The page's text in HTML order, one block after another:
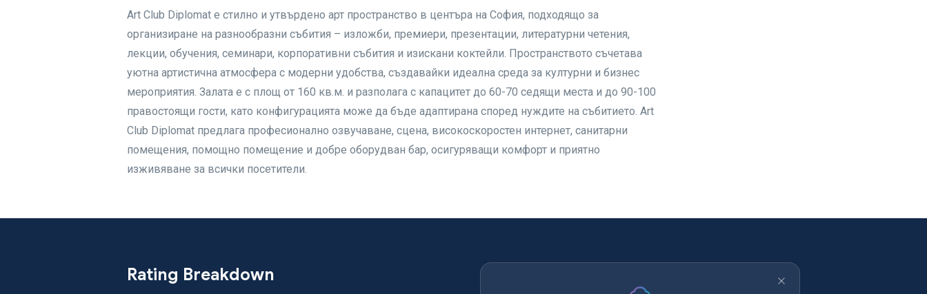
Art Club Diplomat е стилно и утвърдено арт пространство в центъра на София, подходящо за
организиране на разнообразни събития – изложби, премиери, презентации, литературни четения,
лекции, обучения, семинари, корпоративни събития и изискани коктейли. Пространството съчетава
уютна артистична атмосфера с модерни удобства, създавайки идеална среда за културни и бизнес
мероприятия. Залата е с площ от 160 кв.м. и разполага с капацитет до 60-70 седящи места и до 90-100
правостоящи гости, като конфигурацията може да бъде адаптирана според нуждите на събитието. Art
Club Diplomat предлага професионално озвучаване, сцена, високоскоростен интернет, санитарни
помещения, помощно помещение и добре оборудван бар, осигуряващи комфорт и приятно
изживяване за всички посетители.
Rating Breakdown